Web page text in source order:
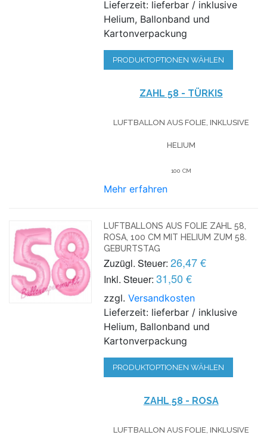
Lieferzeit: lieferbar / inklusive
Helium, Ballonband und
Kartonverpackung
PRODUKTOPTIONEN WÄHLEN
ZAHL 58 - TÜRKIS
LUFTBALLON AUS FOLIE, INKLUSIVE
HELIUM
100 CM
Mehr erfahren
LUFTBALLONS AUS FOLIE ZAHL 58,
ROSA, 100 CM MIT HELIUM ZUM 58.
GEBURTSTAG
Zuzügl. Steuer: 26,47 €
Inkl. Steuer: 31,50 €
zzgl.Versandkosten
Lieferzeit: lieferbar / inklusive
Helium, Ballonband und
Kartonverpackung
PRODUKTOPTIONEN WÄHLEN
ZAHL 58 - ROSA
LUFTBALLON AUS FOLIE, INKLUSIVE